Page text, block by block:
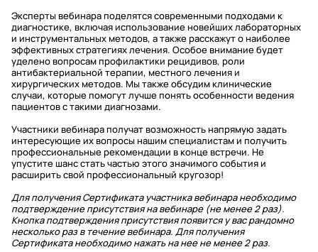
Эксперты вебинара поделятся современными подходами к
диагностике, включая использование новейших лабораторных
и инструментальных методов, а также расскажут о наиболее
эффективных стратегиях лечения. Особое внимание будет
уделено вопросам профилактики рецидивов, роли
антибактериальной терапии, местного лечения и
хирургических методов. Мы также обсудим клинические
случаи, которые помогут лучше понять особенности ведения
пациентов с такими диагнозами.
Участники вебинара получат возможность напрямую задать
интересующие их вопросы нашим специалистам и получить
профессиональные рекомендации в конце встречи. Не
упустите шанс стать частью этого значимого события и
расширить свой профессиональный кругозор!
Для получения Сертификата участника вебинара необходимо
подтверждение присутствия на вебинаре (не менее 2 раз).
Кнопка подтверждения присутствия появится у вас рандомно
несколько раз в течение вебинара. Для получения
Сертификата необходимо нажать на нее не менее 2 раз.